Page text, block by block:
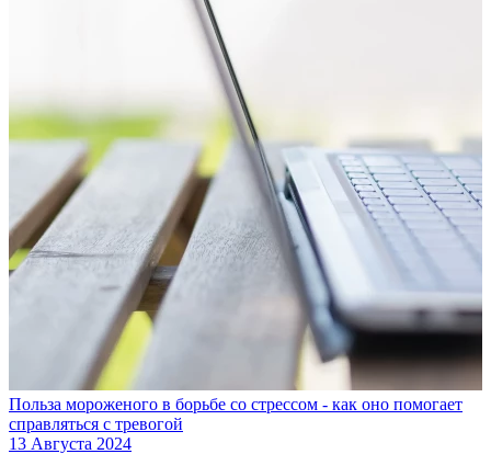
Польза мороженого в борьбе со стрессом - как оно помогает
справляться с тревогой
13 Августа 2024